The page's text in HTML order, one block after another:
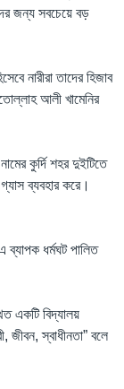
জন্য সবচেয়ে বড়
নারীরা তাদের হিজাব
আলী খামেনির
কুর্দি শহর দুইটিতে
ব্যবহার করে।
ব্যাপক ধর্মঘট পালিত
একটি বিদ্যালয়
জীবন, স্বাধীনতা” বলে